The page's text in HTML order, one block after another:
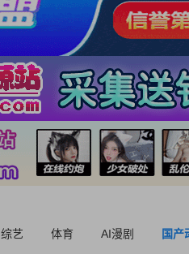
综艺 体育 AI漫剧 国产